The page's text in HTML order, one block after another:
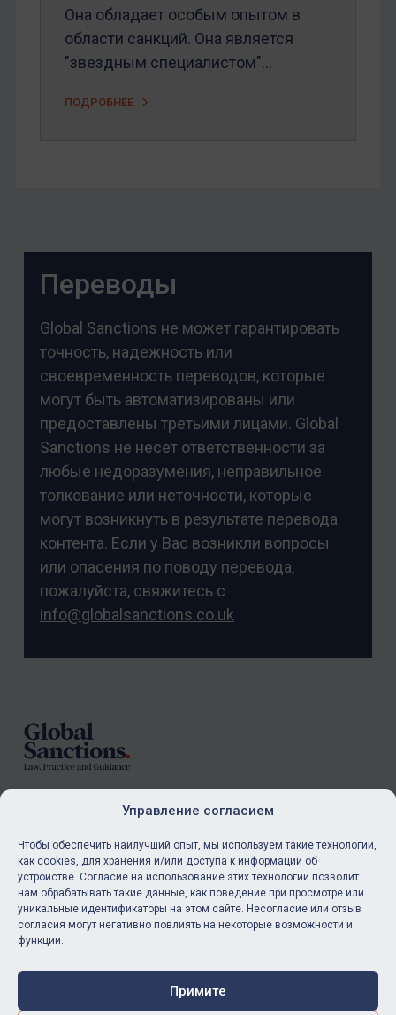
Управление согласием
Чтобы обеспечить наилучший опыт, мы используем такие технологии,
как cookies, для хранения и/или доступа к информации об
устройстве. Согласие на использование этих технологий позволит
нам обрабатывать такие данные, как поведение при просмотре или
уникальные идентификаторы на этом сайте. Несогласие или отзыв
согласия могут негативно повлиять на некоторые возможности и
функции.
Примите
Она обладает особым опытом в
области санкций. Она является
"звездным специалистом"...
ПОДРОБНЕЕ
Переводы
Global Sanctions не может гарантировать
точность, надежность или
своевременность переводов, которые
могут быть автоматизированы или
предоставлены третьими лицами. Global
Sanctions не несет ответственности за
любые недоразумения, неправильное
толкование или неточности, которые
могут возникнуть в результате перевода
контента. Если у Вас возникли вопросы
или опасения по поводу перевода,
пожалуйста, свяжитесь с
info@globalsanctions.co.uk
Подписка
Будьте в курсе наших последних новостей и ресурсов.
КУПИТЬ ПОДПИСКУ